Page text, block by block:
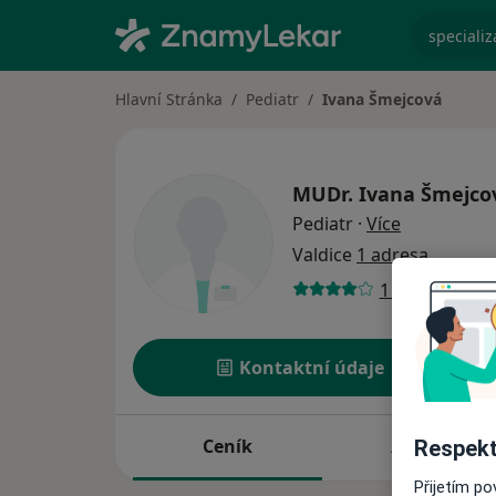
Hlavní Stránka Pediatr Ivana Šmejcová
MUDr. Ivana
Pediatr · Více
Valdice 1 adresa
1 názor
Kontaktní údaje
Ceník Adresy
Přijetím